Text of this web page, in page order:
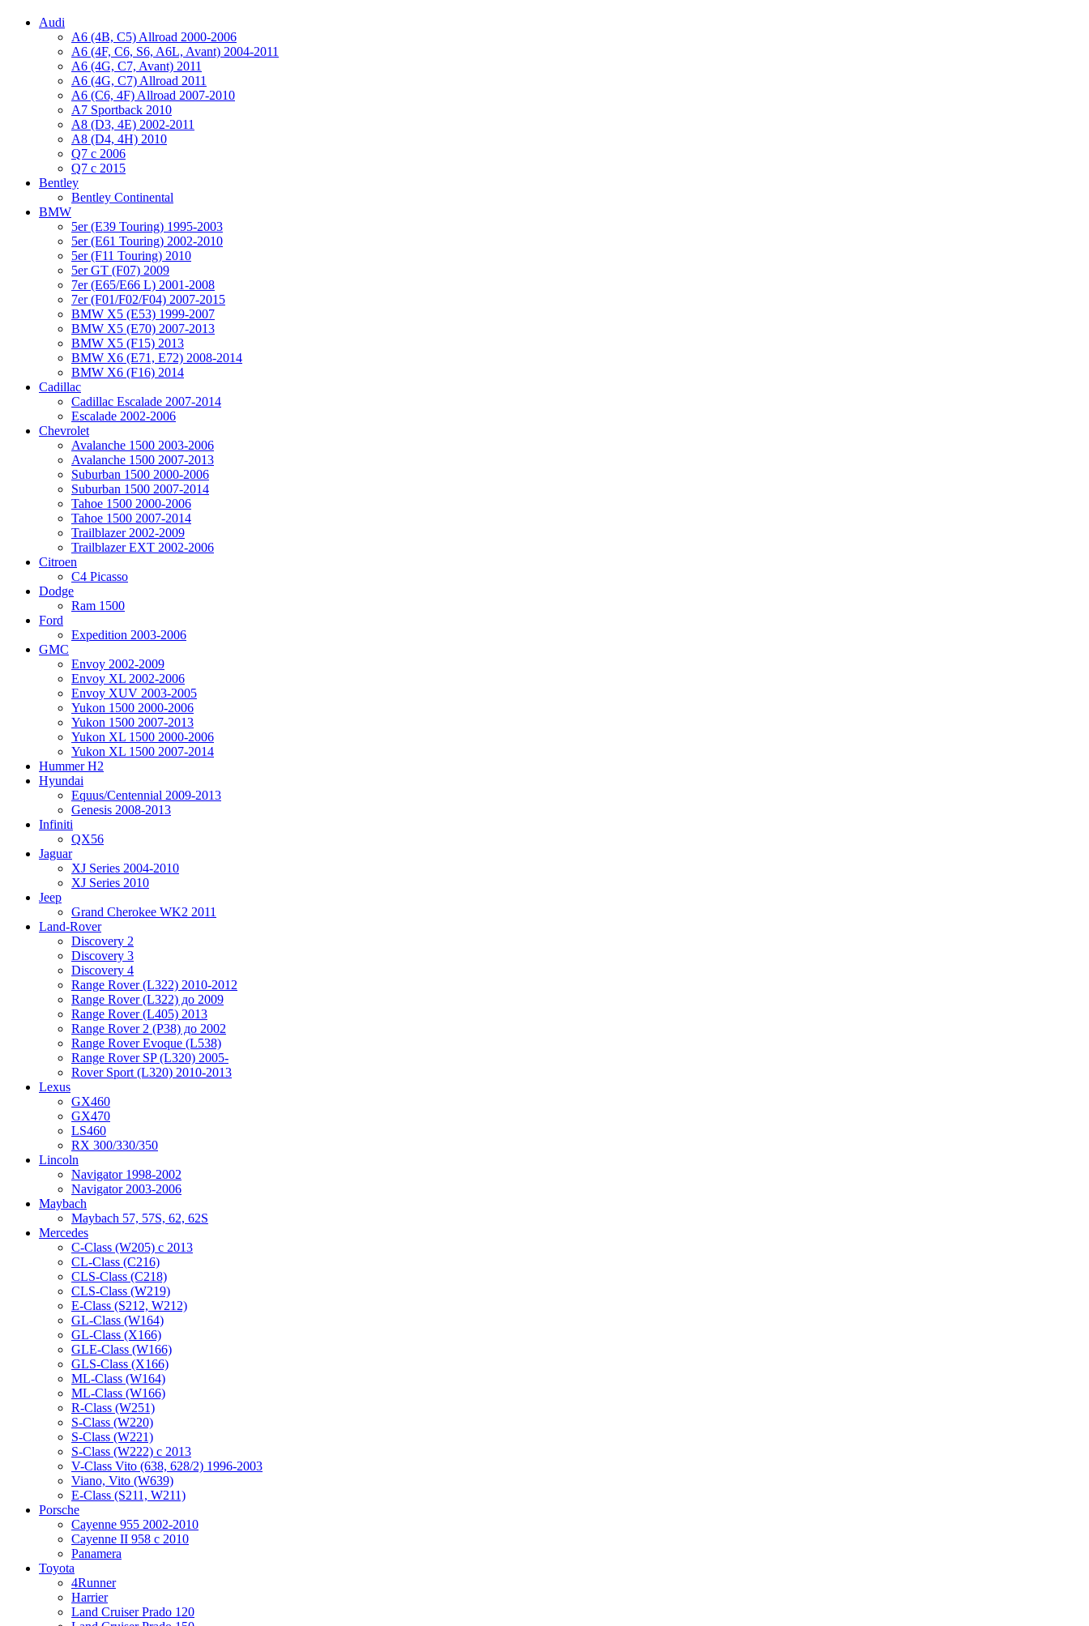
Audi
A6 (4B, C5) Allroad 2000-2006
A6 (4F, C6, S6, A6L, Avant) 2004-2011
A6 (4G, C7, Avant) 2011
A6 (4G, C7) Allroad 2011
A6 (C6, 4F) Allroad 2007-2010
A7 Sportback 2010
A8 (D3, 4E) 2002-2011
A8 (D4, 4H) 2010
Q7 с 2006
Q7 с 2015
Bentley
Bentley Continental
BMW
5er (E39 Touring) 1995-2003
5er (E61 Touring) 2002-2010
5er (F11 Touring) 2010
5er GT (F07) 2009
7er (E65/E66 L) 2001-2008
7er (F01/F02/F04) 2007-2015
BMW X5 (E53) 1999-2007
BMW X5 (E70) 2007-2013
BMW X5 (F15) 2013
BMW X6 (E71, E72) 2008-2014
BMW X6 (F16) 2014
Cadillac
Cadillac Escalade 2007-2014
Escalade 2002-2006
Chevrolet
Avalanche 1500 2003-2006
Avalanche 1500 2007-2013
Suburban 1500 2000-2006
Suburban 1500 2007-2014
Tahoe 1500 2000-2006
Tahoe 1500 2007-2014
Trailblazer 2002-2009
Trailblazer EXT 2002-2006
Citroen
C4 Picasso
Dodge
Ram 1500
Ford
Expedition 2003-2006
GMC
Envoy 2002-2009
Envoy XL 2002-2006
Envoy XUV 2003-2005
Yukon 1500 2000-2006
Yukon 1500 2007-2013
Yukon XL 1500 2000-2006
Yukon XL 1500 2007-2014
Hummer H2
Hyundai
Equus/Centennial 2009-2013
Genesis 2008-2013
Infiniti
QX56
Jaguar
XJ Series 2004-2010
XJ Series 2010
Jeep
Grand Cherokee WK2 2011
Land-Rover
Discovery 2
Discovery 3
Discovery 4
Range Rover (L322) 2010-2012
Range Rover (L322) до 2009
Range Rover (L405) 2013
Range Rover 2 (P38) до 2002
Range Rover Evoque (L538)
Range Rover SP (L320) 2005-
Rover Sport (L320) 2010-2013
Lexus
GX460
GX470
LS460
RX 300/330/350
Lincoln
Navigator 1998-2002
Navigator 2003-2006
Maybach
Maybach 57, 57S, 62, 62S
Mercedes
C-Class (W205) с 2013
CL-Class (C216)
CLS-Class (C218)
CLS-Class (W219)
E-Class (S212, W212)
GL-Class (W164)
GL-Class (X166)
GLE-Class (W166)
GLS-Class (X166)
ML-Class (W164)
ML-Class (W166)
R-Class (W251)
S-Class (W220)
S-Class (W221)
S-Class (W222) с 2013
V-Class Vito (638, 628/2) 1996-2003
Viano, Vito (W639)
Е-Class (S211, W211)
Porsche
Cayenne 955 2002-2010
Cayenne II 958 с 2010
Panamera
Toyota
4Runner
Harrier
Land Cruiser Prado 120